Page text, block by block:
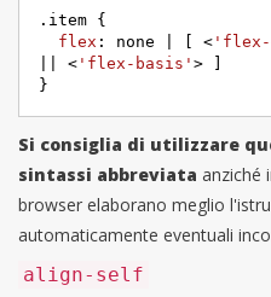
.item {
flex : none | [ < 'flex-
|| < 'flex-basis' > ]
}
Si consiglia di utilizzare
sintassi abbreviata anziché
browser elaborano meglio
automaticamente eventuali
align-self